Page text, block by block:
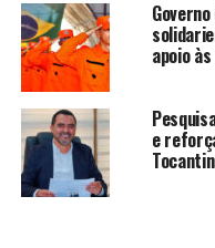
apoio
e